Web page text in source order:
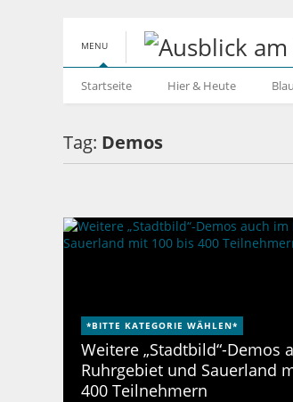
MENU
Startseite Hier & Heute
Tag: Demos
*BITTE KATEGORIE WÄHLEN*
Weitere „Stadtbild“-Demos
Ruhrgebiet und Sauerland
400 Teilnehmern